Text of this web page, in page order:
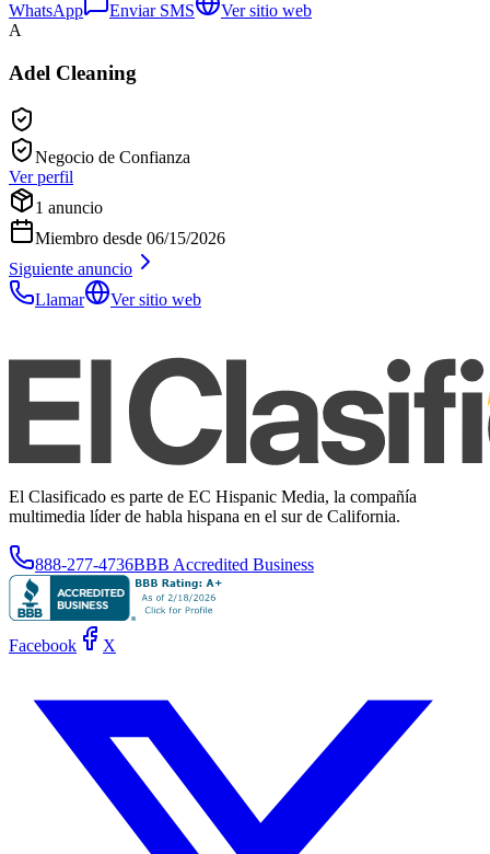
WhatsApp Enviar SMS
Ver sitio web
A
Adel Cleaning
Negocio de Confianza
Ver perfil
1 anuncio
Miembro desde 06/15/2026
Siguiente anuncio
Llamar
Ver sitio web
El Clasificado es parte de EC Hispanic Media, la compañía
multimedia líder de habla hispana en el sur de California.
888-277-4736BBB Accredited Business
Facebook X